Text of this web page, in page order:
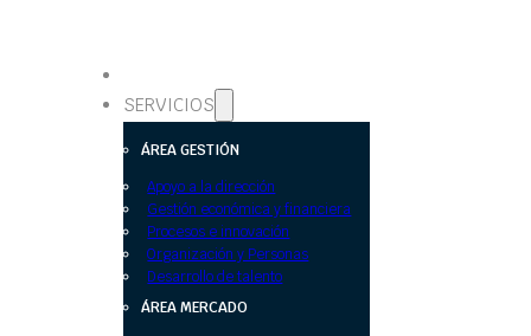
SERVICIOS
ÁREA GESTIÓN
Apoyo a la dirección
Gestión económica y financiera
Procesos e innovación
Organización y Personas
Desarrollo de talento
ÁREA MERCADO